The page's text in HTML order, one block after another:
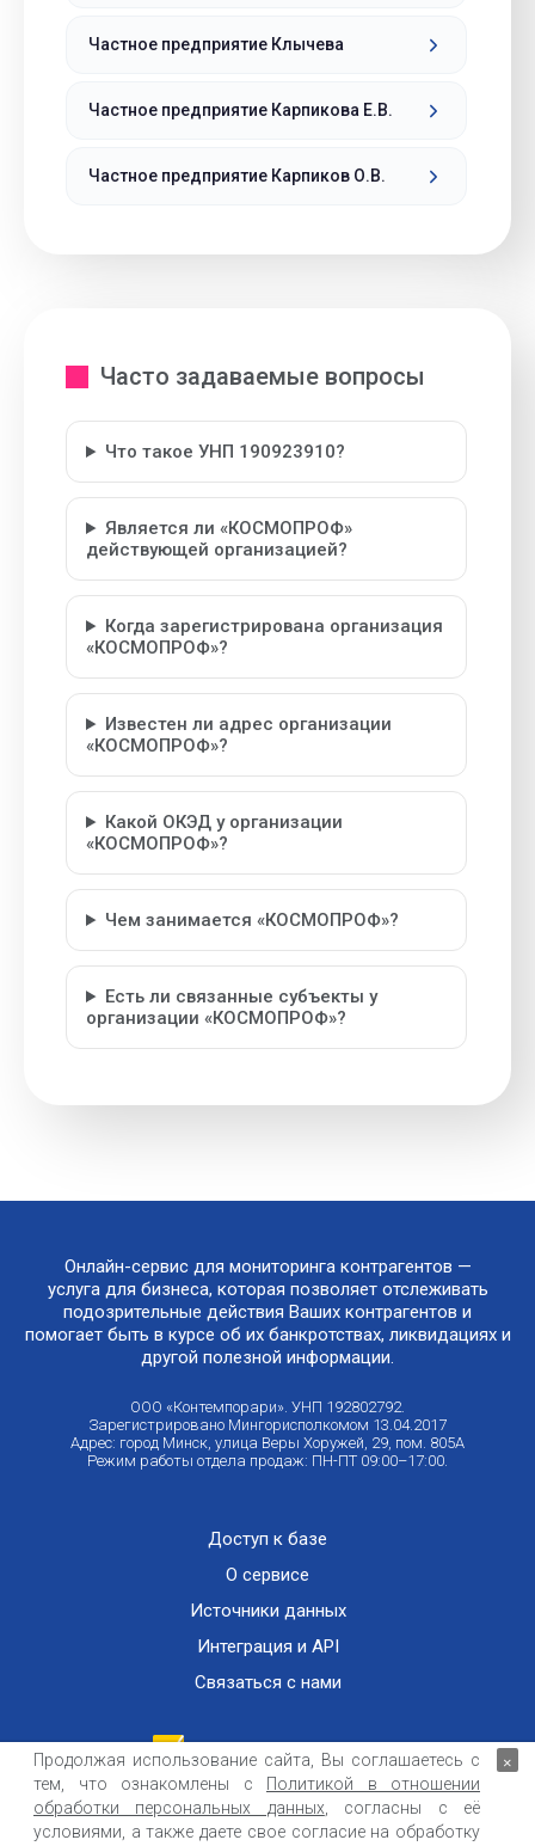
Частное предприятие Клычева
Частное предприятие Карпикова Е.В.
Частное предприятие Карпиков О.В.
Часто задаваемые вопросы
Что такое УНП 190923910?
Является ли «КОСМОПРОФ»
действующей организацией?
Когда зарегистрирована организация
«КОСМОПРОФ»?
Известен ли адрес организации
«КОСМОПРОФ»?
Какой ОКЭД у организации
«КОСМОПРОФ»?
Чем занимается «КОСМОПРОФ»?
Есть ли связанные субъекты у
организации «КОСМОПРОФ»?
Онлайн-сервис для мониторинга контрагентов —
услуга для бизнеса, которая позволяет отслеживать
подозрительные действия Ваших контрагентов и
помогает быть в курсе об их банкротствах, ликвидациях и
другой полезной информации.
ООО «Контемпорари». УНП 192802792.
Зарегистрировано Мингорисполкомом 13.04.2017
Адрес: город Минск, улица Веры Хоружей, 29, пом. 805А
Режим работы отдела продаж: ПН-ПТ 09:00–17:00.
Доступ к базе
О сервисе
Источники данных
Интеграция и API
Связаться с нами
Публичный договор оказания информационных услуг
ООО «Контемпорари» не несет ответственности за достоверность информации,
получаемой из открытых источников и от третьих лиц.
Продолжая использование сайта, Вы соглашаетесь с
тем, что ознакомлены с
Политикой в отношении
обработки персональных данных , согласны с её
условиями, а также даете свое согласие на обработку
×